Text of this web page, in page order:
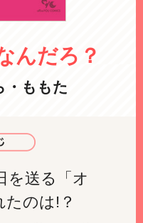
んだろ？
・ももた
を送る「オ
たのは!？